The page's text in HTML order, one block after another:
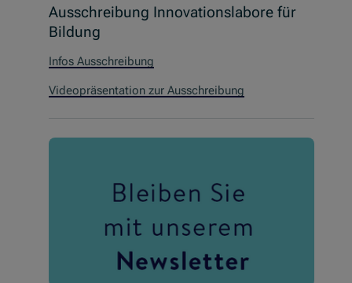
Ausschreibung Innovationslabore für
Bildung
Infos Ausschreibung
Videopräsentation zur Ausschreibung